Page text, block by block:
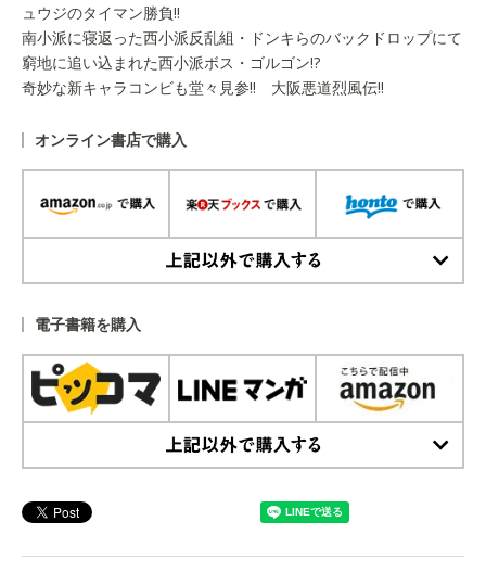
ュウジのタイマン勝負!!
南小派に寝返った西小派反乱組・ドンキらのバックドロップにて
窮地に追い込まれた西小派ボス・ゴルゴン!?
奇妙な新キャラコンビも堂々見参!! 大阪悪道烈風伝!!
オンライン書店で購入
電子書籍を購入